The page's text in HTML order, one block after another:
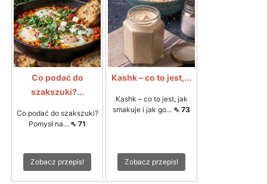
Co podać do
szakszuki?...
Co podać do szakszuki?
Pomysł na... ⇖ 71
Zobacz przepis!
Kashk – co to jest,...
Kashk – co to jest, jak
smakuje i jak go... ⇖ 73
Zobacz przepis!